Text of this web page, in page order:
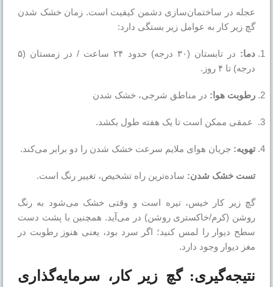
عجله در ساختمان‌سازی دشمن کیفیت است. زمان خشک شدن
گچ زیر کار به عوامل زیر بستگی دارد:
دما:
در تابستان (۳۰ درجه) حدود ۲۴ ساعت / در زمستان (۵
درجه) تا ۴ روز.
رطوبت هوا: در مناطق شرجی، خشک شدن
عمقی ممکن است تا یک هفته طول بکشد.
تهویه: جریان هوای ملایم سرعت خشک شدن را دو برابر می‌کند.
تست خشک شدن: ساده‌ترین راه تشخیص، تغییر رنگ است.
گچ زیر کار خیس، تیره است و وقتی خشک می‌شود به رنگ
روشن (کرم/خاکستری روشن) در می‌آید. همچنین با پشت دست
سطح دیوار را لمس کنید؛ اگر سرد بود، یعنی هنوز رطوبت در
مغز دیوار وجود دارد.
نتیجه‌گیری: گچ زیر کار، سرمایه‌گذاری